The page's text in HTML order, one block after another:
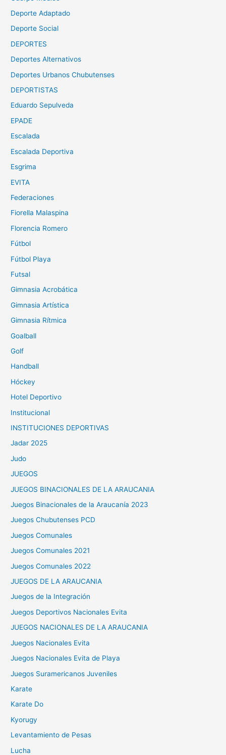
Deporte Adaptado
Deporte Social
DEPORTES
Deportes Alternativos
Deportes Urbanos Chubutenses
DEPORTISTAS
Eduardo Sepulveda
EPADE
Escalada
Escalada Deportiva
Esgrima
EVITA
Federaciones
Fiorella Malaspina
Florencia Romero
Fútbol
Fútbol Playa
Futsal
Gimnasia Acrobática
Gimnasia Artística
Gimnasia Rítmica
Goalball
Golf
Handball
Hóckey
Hotel Deportivo
Institucional
INSTITUCIONES DEPORTIVAS
Jadar 2025
Judo
JUEGOS
JUEGOS BINACIONALES DE LA ARAUCANIA
Juegos Binacionales de la Araucanía 2023
Juegos Chubutenses PCD
Juegos Comunales
Juegos Comunales 2021
Juegos Comunales 2022
JUEGOS DE LA ARAUCANIA
Juegos de la Integración
Juegos Deportivos Nacionales Evita
JUEGOS NACIONALES DE LA ARAUCANIA
Juegos Nacionales Evita
Juegos Nacionales Evita de Playa
Juegos Suramericanos Juveniles
Karate
Karate Do
Kyorugy
Levantamiento de Pesas
Lucha